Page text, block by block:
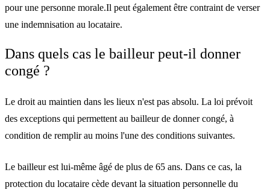
pour une personne morale.Il peut également être contraint de verser
une indemnisation au locataire.
Dans quels cas le bailleur peut-il donner
congé ?
Le droit au maintien dans les lieux n'est pas absolu. La loi prévoit
des exceptions qui permettent au bailleur de donner congé, à
condition de remplir au moins l'une des conditions suivantes.
Le bailleur est lui-même âgé de plus de 65 ans. Dans ce cas, la
protection du locataire cède devant la situation personnelle du